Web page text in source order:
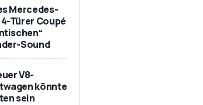
Mercedes-
4-Türer Coupé
Sound
V8-
könnte
sein